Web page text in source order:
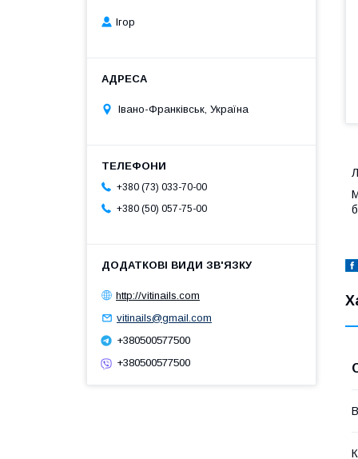
Ігор
Івано-Франківськ, Україна
+380 (73) 033-70-00
+380 (50) 057-75-00
http://vitinails.com
vitinails@gmail.com
+380500577500
+380500577500